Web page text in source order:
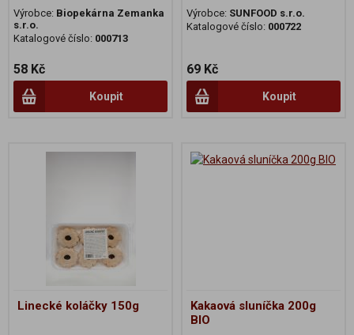
Výrobce: Biopekárna Zemanka
s.r.o.
Katalogové číslo: 000713
58 Kč
Koupit
Výrobce: SUNFOOD s.r.o.
Katalogové číslo: 000722
69 Kč
Koupit
Linecké koláčky 150g
Kakaová sluníčka 200g
BIO